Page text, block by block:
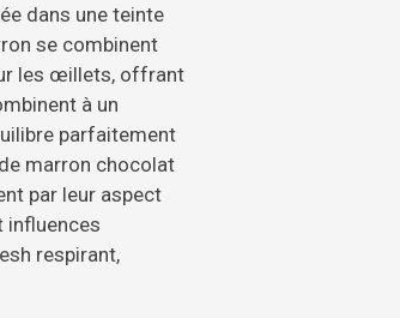
dans une teinte
se combinent
les œillets, offrant
à un
parfaitement
marron chocolat
par leur aspect
influences
respirant,